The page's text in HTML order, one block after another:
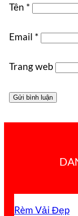
Tên *
Email *
Trang web
Rèm Vải Đẹp